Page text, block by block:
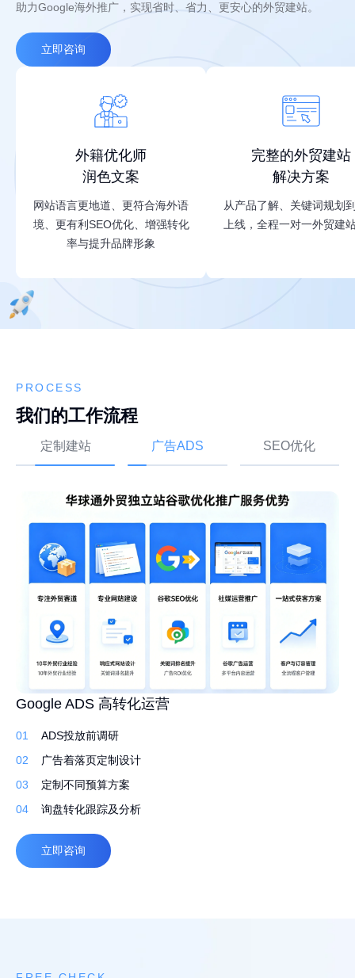
助力Google海外推广，实现省时、省力、更安心的外贸建站。
立即咨询
外籍优化师
润色文案
网站语言更地道、更符合海外语
境、更有利SEO优化、增强转化
率与提升品牌形象
完整的外贸建站
解决方案
从产品了解、关键词规划
上线，全程一对一外贸建
PROCESS
我们的工作流程
定制建站 广告ADS SEO优化
高转化外贸建站 持续获取询盘
01
先策划，再建站
02
定制建站系统，灵活易用
03
定制化设计，打造独特品牌
04
自适应，多语言
立即咨询
Google ADS 高转化运营
01
ADS投放前调研
02
广告着落页定制设计
03
定制不同预算方案
04
询盘转化跟踪及分析
立即咨询
外贸网站 Google SEO 白帽排名优化
01
行业调研了解产品
02
筛选合适的关键词排名
03
撰写原创文案 定期更新
04
高质量外链
立即咨询